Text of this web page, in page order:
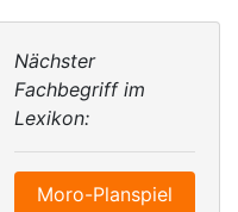
Nächster
Fachbegriff im
Lexikon:
Moro-Planspiel